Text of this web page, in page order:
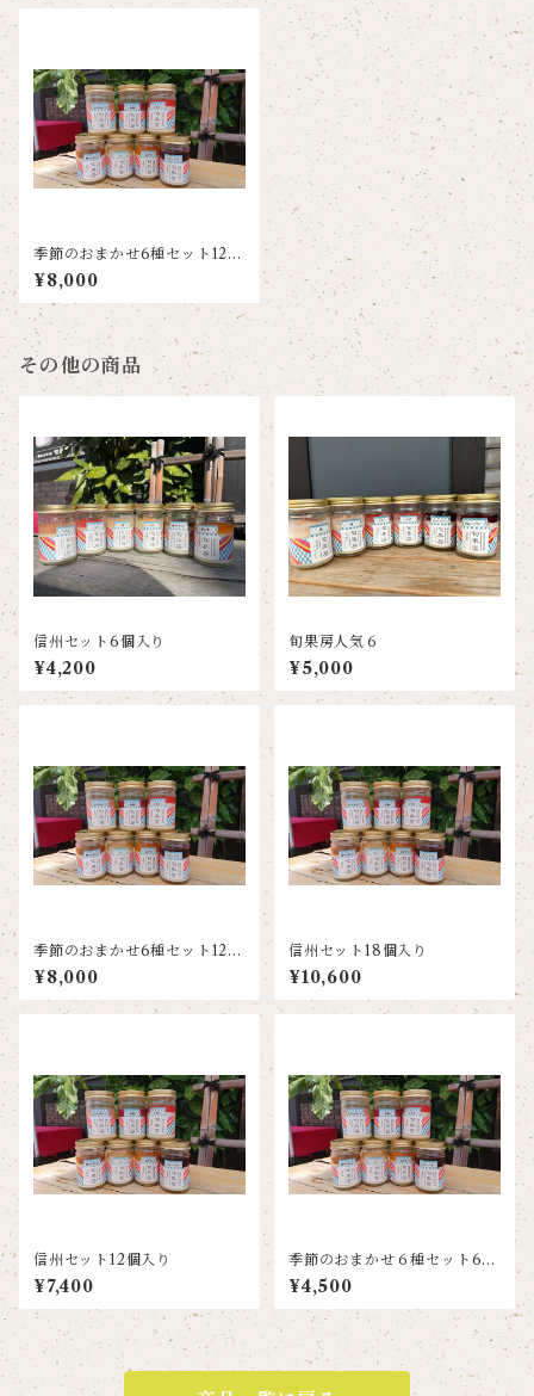
季節のおまかせ6種セット12個
入り
¥8,000
その他の商品
信州セット6個入り
¥4,200
旬果房人気６
¥5,000
季節のおまかせ6種セット12個
入り
¥8,000
信州セット18個入り
¥10,600
信州セット12個入り
¥7,400
季節のおまかせ６種セット6個
入り
¥4,500